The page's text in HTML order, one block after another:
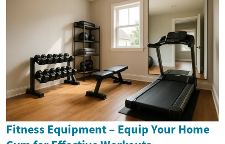
Fitness Equipment – Equip Your Home